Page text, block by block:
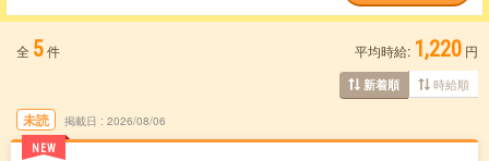
全 5件 平均時給: 1,220 円
新着順 時給順
未読
NEW
掲載日 2026/08/06